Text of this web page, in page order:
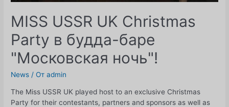
MISS USSR UK Christmas
Party в будда-баре
"Московская ночь"!
News / От admin
The Miss USSR UK played host to an exclusive Christmas
Party for their contestants, partners and sponsors as well as